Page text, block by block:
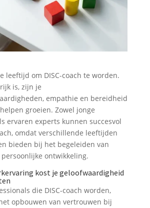
leeftijd om DISC-coach te worden.
is, zijn je
empathie en bereidheid
groeien. Zowel jonge
ervaren experts kunnen succesvol
omdat verschillende leeftijden
bieden bij het begeleiden van
ontwikkeling.
kost je geloofwaardigheid
die DISC-coach worden,
opbouwen van vertrouwen bij